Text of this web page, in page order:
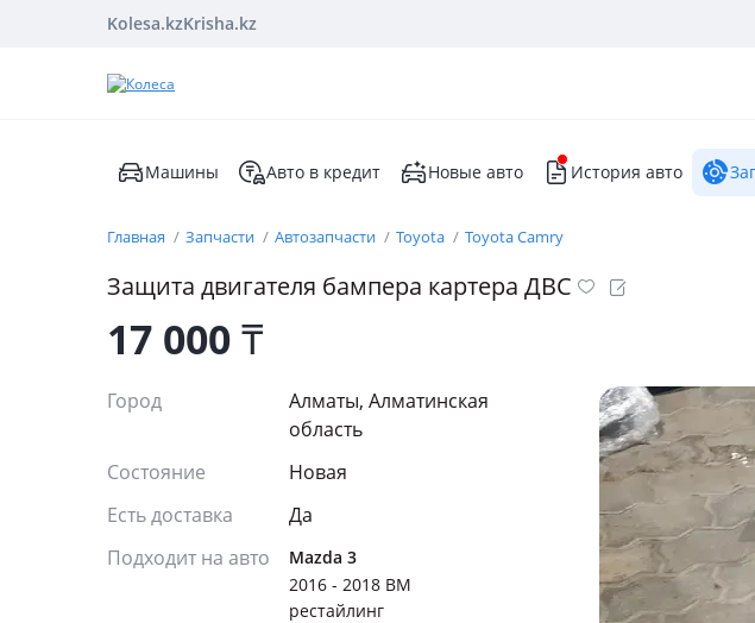
Kolesa.kzKrisha.kz
Машины Авто в кредит Новые авто История авто
Главная Запчасти Автозапчасти Toyota Toyota Camry
Защита двигателя бампера картера ДВС
17 000₸
Город
Алматы, Алматинская
область
Состояние
Новая
Есть доставка
Да
Подходит на авто
Mazda 3
2016 - 2018 BM
рестайлинг